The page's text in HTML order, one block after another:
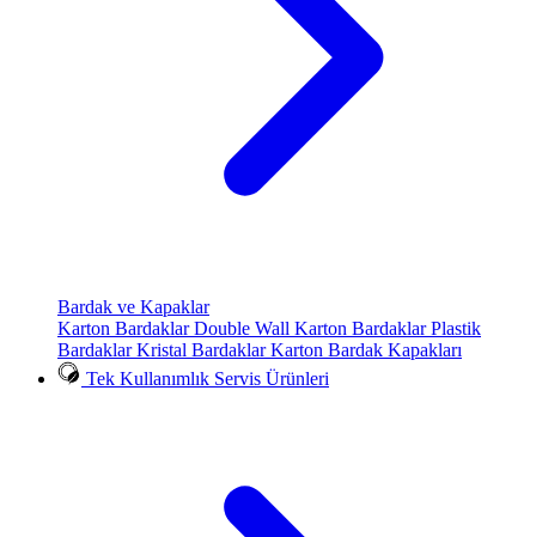
Bardak ve Kapaklar
Karton BardaklarDouble Wall Karton BardaklarPlastik
BardaklarKristal BardaklarKarton Bardak Kapakları
Tek Kullanımlık Servis Ürünleri